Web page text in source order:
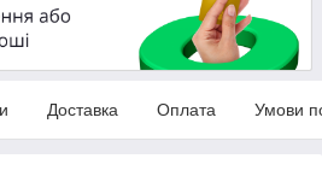
Доставка Оплата Умови